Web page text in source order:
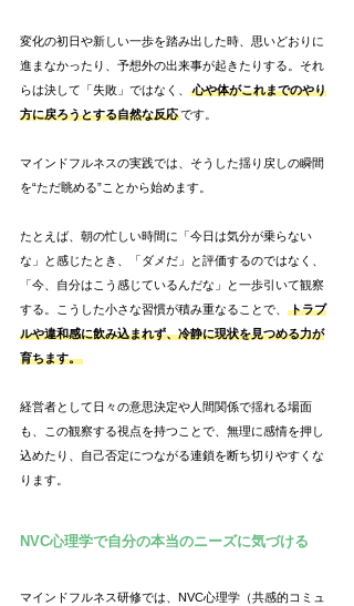
変化の初日や新しい一歩を踏み出した時、思いどおりに
進まなかったり、予想外の出来事が起きたりする。それ
らは決して「失敗」ではなく、
心や体がこれまでのやり
方に戻ろうとする自然な反応です。
マインドフルネスの実践では、そうした揺り戻しの瞬間
を“ただ眺める”ことから始めます。
たとえば、朝の忙しい時間に「今日は気分が乗らない
な」と感じたとき、「ダメだ」と評価するのではなく、
「今、自分はこう感じているんだな」と一歩引いて観察
する。こうした小さな習慣が積み重なることで、
トラブ
ルや違和感に飲み込まれず、冷静に現状を見つめる力が
育ちます。
経営者として日々の意思決定や人間関係で揺れる場面
も、この観察する視点を持つことで、無理に感情を押し
込めたり、自己否定につながる連鎖を断ち切りやすくな
ります。
NVC心理学で自分の本当のニーズに気づける
マインドフルネス研修では、NVC心理学（共感的コミュ